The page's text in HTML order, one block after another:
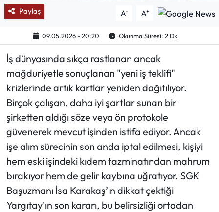
Paylaş A- A+
09.05.2026 - 20:20 Okunma Süresi: 2 Dk
İş dünyasında sıkça rastlanan ancak
mağduriyetle sonuçlanan "yeni iş teklifi"
krizlerinde artık kartlar yeniden dağıtılıyor.
Birçok çalışan, daha iyi şartlar sunan bir
şirketten aldığı söze veya ön protokole
güvenerek mevcut işinden istifa ediyor. Ancak
işe alım sürecinin son anda iptal edilmesi, kişiyi
hem eski işindeki kıdem tazminatından mahrum
bırakıyor hem de gelir kaybına uğratıyor. SGK
Başuzmanı İsa Karakaş’ın dikkat çektiği
Yargıtay’ın son kararı, bu belirsizliği ortadan
Karikatür Galeri
BIK
ASTROLOJİ
Spor Yazıları
Mektup Galeri
Ekonomi
Sağlık
Turizm